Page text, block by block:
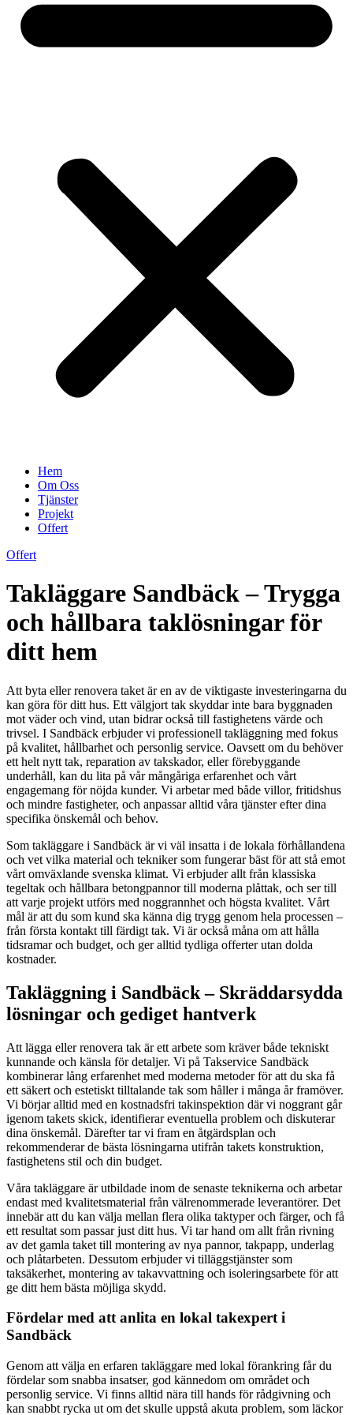
Hem
Om Oss
Tjänster
Projekt
Offert
Offert
Takläggare Sandbäck – Trygga
och hållbara taklösningar för
ditt hem
Att byta eller renovera taket är en av de viktigaste investeringarna du
kan göra för ditt hus. Ett välgjort tak skyddar inte bara byggnaden
mot väder och vind, utan bidrar också till fastighetens värde och
trivsel. I Sandbäck erbjuder vi professionell takläggning med fokus
på kvalitet, hållbarhet och personlig service. Oavsett om du behöver
ett helt nytt tak, reparation av takskador, eller förebyggande
underhåll, kan du lita på vår mångåriga erfarenhet och vårt
engagemang för nöjda kunder. Vi arbetar med både villor, fritidshus
och mindre fastigheter, och anpassar alltid våra tjänster efter dina
specifika önskemål och behov.
Som takläggare i Sandbäck är vi väl insatta i de lokala förhållandena
och vet vilka material och tekniker som fungerar bäst för att stå emot
vårt omväxlande svenska klimat. Vi erbjuder allt från klassiska
tegeltak och hållbara betongpannor till moderna plåttak, och ser till
att varje projekt utförs med noggrannhet och högsta kvalitet. Vårt
mål är att du som kund ska känna dig trygg genom hela processen –
från första kontakt till färdigt tak. Vi är också måna om att hålla
tidsramar och budget, och ger alltid tydliga offerter utan dolda
kostnader.
Takläggning i Sandbäck – Skräddarsydda
lösningar och gediget hantverk
Att lägga eller renovera tak är ett arbete som kräver både tekniskt
kunnande och känsla för detaljer. Vi på Takservice Sandbäck
kombinerar lång erfarenhet med moderna metoder för att du ska få
ett säkert och estetiskt tilltalande tak som håller i många år framöver.
Vi börjar alltid med en kostnadsfri takinspektion där vi noggrant går
igenom takets skick, identifierar eventuella problem och diskuterar
dina önskemål. Därefter tar vi fram en åtgärdsplan och
rekommenderar de bästa lösningarna utifrån takets konstruktion,
fastighetens stil och din budget.
Våra takläggare är utbildade inom de senaste teknikerna och arbetar
endast med kvalitetsmaterial från välrenommerade leverantörer. Det
innebär att du kan välja mellan flera olika taktyper och färger, och få
ett resultat som passar just ditt hus. Vi tar hand om allt från rivning
av det gamla taket till montering av nya pannor, takpapp, underlag
och plåtarbeten. Dessutom erbjuder vi tilläggstjänster som
taksäkerhet, montering av takavvattning och isoleringsarbete för att
ge ditt hem bästa möjliga skydd.
Fördelar med att anlita en lokal takexpert i
Sandbäck
Genom att välja en erfaren takläggare med lokal förankring får du
fördelar som snabba insatser, god kännedom om området och
personlig service. Vi finns alltid nära till hands för rådgivning och
kan snabbt rycka ut om det skulle uppstå akuta problem, som läckor